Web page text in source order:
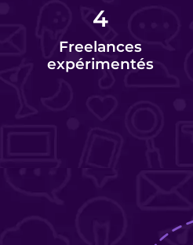
4
Freelances
expérimentés